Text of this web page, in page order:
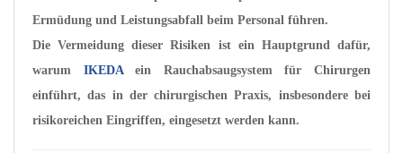
Ermüdung und Leistungsabfall beim Personal führen.
Die Vermeidung dieser Risiken ist ein Hauptgrund dafür,
warum IKEDAein Rauchabsaugsystem für Chirurgen
einführt, das in der chirurgischen Praxis, insbesondere bei
risikoreichen Eingriffen, eingesetzt werden kann.